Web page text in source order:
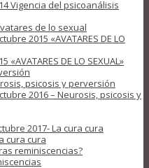
Vigencia del psicoanálisis
de lo sexual
2015 «AVATARES DE LO
«AVATARES DE LO SEXUAL»
psicosis y perversión
2016 – Neurosis, psicosis y
2017- La cura cura
cura cura
reminiscencias?